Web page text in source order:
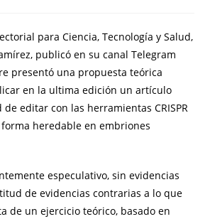
para Ciencia, Tecnología y Salud,
publicó en su canal Telegram
presentó una propuesta teórica
en la ultima edición un artículo
editar con las herramientas CRISPR
heredable en embriones
especulativo, sin evidencias
de evidencias contrarias a lo que
de un ejercicio teórico, basado en